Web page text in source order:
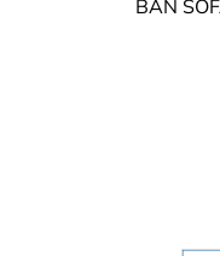
BÀN